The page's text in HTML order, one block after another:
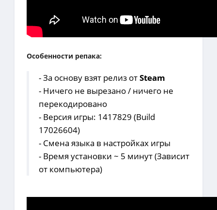
Особенности репака:
- За основу взят релиз отSteam
- Ничего не вырезано / ничего не
перекодировано
- Версия игры: 1417829 (Build
17026604)
- Смена языка в настройках игры
- Время установки ~ 5 минут (Зависит
от компьютера)